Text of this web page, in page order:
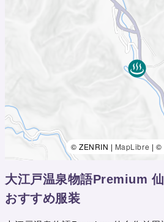
© ZENRIN | MapLibre | ©
大江戸温泉物語Premium
おすすめ服装